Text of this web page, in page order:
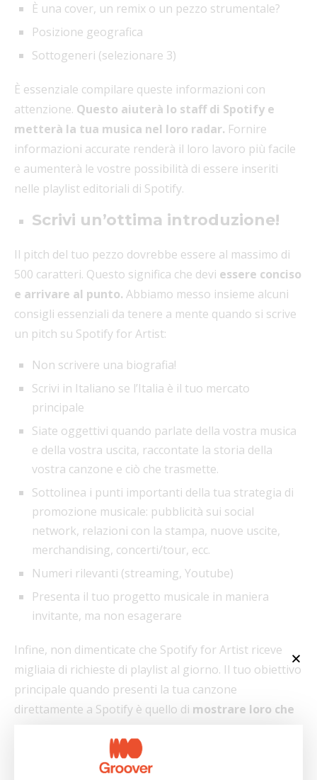
È una cover, un remix o un pezzo strumentale?
Posizione geografica
Sottogeneri (selezionare 3)
È essenziale compilare queste informazioni con
attenzione. Questo aiuterà lo staff di Spotify e
metterà la tua musica nel loro radar. Fornire
informazioni accurate renderà il loro lavoro più facile
e aumenterà le vostre possibilità di essere inseriti
nelle playlist editoriali di Spotify.
Scrivi un’ottima introduzione!
Il pitch del tuo pezzo dovrebbe essere al massimo di
500 caratteri. Questo significa che devi essere conciso
e arrivare al punto. Abbiamo messo insieme alcuni
consigli essenziali da tenere a mente quando si scrive
un pitch su Spotify for Artist:
Non scrivere una biografia!
Scrivi in Italiano se l’Italia è il tuo mercato
principale
Siate oggettivi quando parlate della vostra musica
e della vostra uscita, raccontate la storia della
vostra canzone e ciò che trasmette.
Sottolinea i punti importanti della tua strategia di
promozione musicale: pubblicità sui social
network, relazioni con la stampa, nuove uscite,
merchandising, concerti/tour, ecc.
Numeri rilevanti (streaming, Youtube)
Presenta il tuo progetto musicale in maniera
invitante, ma non esagerare
Infine, non dimenticate che Spotify for Artist riceve
migliaia di richieste di playlist al giorno. Il tuo obiettivo
principale quando presenti la tua canzone
direttamente a Spotify è quello di mostrare loro che